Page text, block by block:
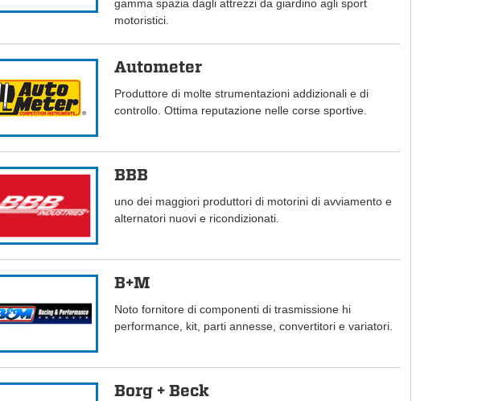
gamma spazia dagli attrezzi da giardino agli sport
motoristici.
Autometer
Produttore di molte strumentazioni addizionali e di
controllo. Ottima reputazione nelle corse sportive.
BBB
uno dei maggiori produttori di motorini di avviamento e
alternatori nuovi e ricondizionati.
B+M
Noto fornitore di componenti di trasmissione hi
performance, kit, parti annesse, convertitori e variatori.
Borg + Beck